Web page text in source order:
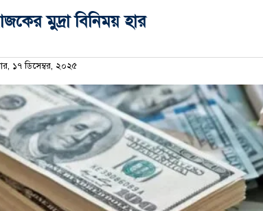
মুদ্রা বিনিময় হার
১৭ ডিসেম্বর, ২০২৫